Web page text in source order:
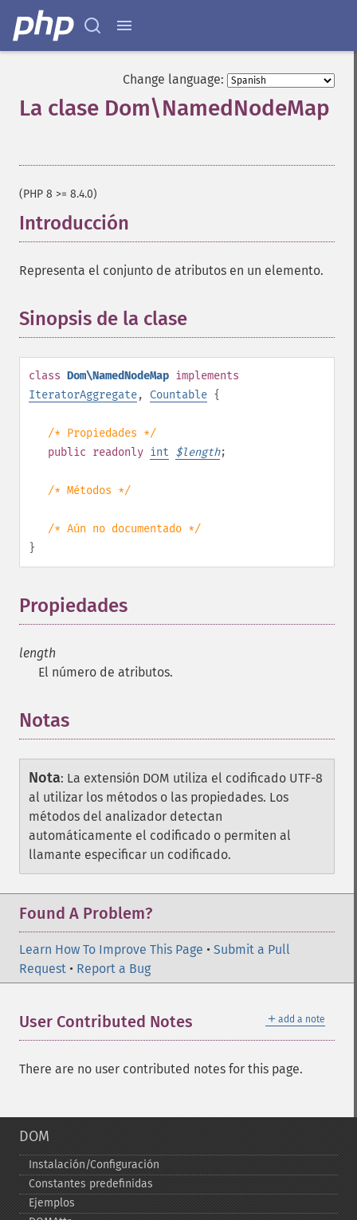
Change language:
La clase Dom\NamedNodeMap
(PHP 8 >= 8.4.0)
Introducción
Representa el conjunto de atributos en un elemento.
Sinopsis de la clase
class Dom\NamedNodeMap implements
IteratorAggregate, Countable {
/* Propiedades */
public readonly int $length;
/* Métodos */
/* Aún no documentado */
}
Propiedades
length
El número de atributos.
Notas
Nota: La extensión DOM utiliza el codificado UTF-8
al utilizar los métodos o las propiedades. Los
métodos del analizador detectan
automáticamente el codificado o permiten al
llamante especificar un codificado.
Found A Problem?
Learn How To Improve This Page • Submit a Pull
Request • Report a Bug
＋ add a note
User Contributed Notes
There are no user contributed notes for this page.
DOM
Instalación/Configuración
Constantes predefinidas
Ejemplos